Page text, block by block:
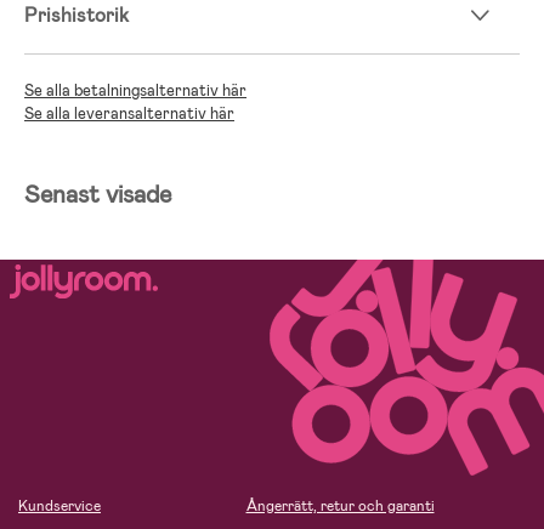
Prishistorik
Se alla betalningsalternativ här
Se alla leveransalternativ här
Senast visade
Kundservice
Ångerrätt, retur och garanti